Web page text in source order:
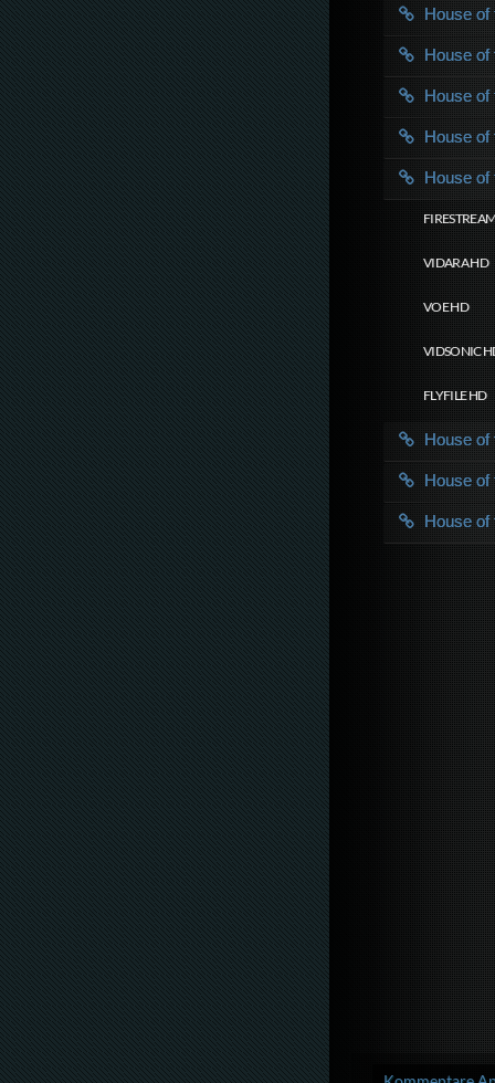
House
House
House
House
House
VIDARA HD
VOE HD
VIDSONIC
FLYFILE HD
House
House
House